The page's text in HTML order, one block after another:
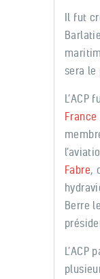
Il fut
sera le
L’ACP
France
Fabre,
Berre
L’ACP